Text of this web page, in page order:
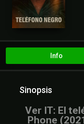
Info
Sinopsis
Ver IT: El
Phone